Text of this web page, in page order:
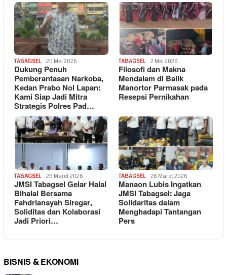
TABAGSEL 20 Mei 2026
Dukung Penuh
Pemberantasan Narkoba,
Kedan Prabo Nol Lapan:
Kami Siap Jadi Mitra
Strategis Polres Pad…
TABAGSEL 2 Mei 2026
Filosofi dan Makna
Mendalam di Balik
Manortor Parmasak pada
Resepsi Pernikahan
TABAGSEL 26 Maret 2026
JMSI Tabagsel Gelar Halal
Bihalal Bersama
Fahdriansyah Siregar,
Soliditas dan Kolaborasi
Jadi Priori…
TABAGSEL 26 Maret 2026
Manaon Lubis Ingatkan
JMSI Tabagsel: Jaga
Solidaritas dalam
Menghadapi Tantangan
Pers
BISNIS & EKONOMI